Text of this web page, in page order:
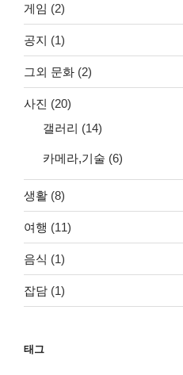
게임 (2)
공지 (1)
그외 문화 (2)
사진 (20)
갤러리 (14)
카메라,기술 (6)
생활 (8)
여행 (11)
음식 (1)
잡담 (1)
태그